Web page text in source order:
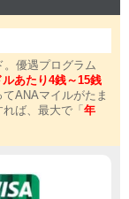
。優遇プログラム
あたり4銭～15銭
ANAマイルがたま
ば、最大で「 年